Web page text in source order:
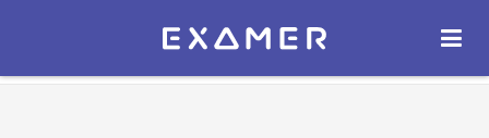
Экзамер — ЕГЭ 2027
ОТКРЫТЬ